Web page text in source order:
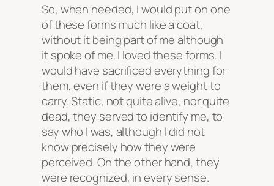
So, when needed, I would put on one
of these forms much like a coat,
without it being part of me although
it spoke of me. I loved these forms. I
would have sacrificed everything for
them, even if they were a weight to
carry. Static, not quite alive, nor quite
dead, they served to identify me, to
say who I was, although I did not
know precisely how they were
perceived. On the other hand, they
were recognized, in every sense.